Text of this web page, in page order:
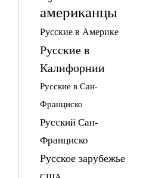
американцы
Русские в Америке
Русские в
Калифорнии
Русские в Сан-
Франциско
Русский Сан-
Франциско
Русское зарубежье